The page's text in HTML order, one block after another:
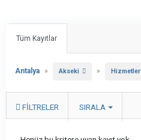
Tüm Kayıtlar
Antalya » Akseki » Hizmetler
FILTRELER SIRALA